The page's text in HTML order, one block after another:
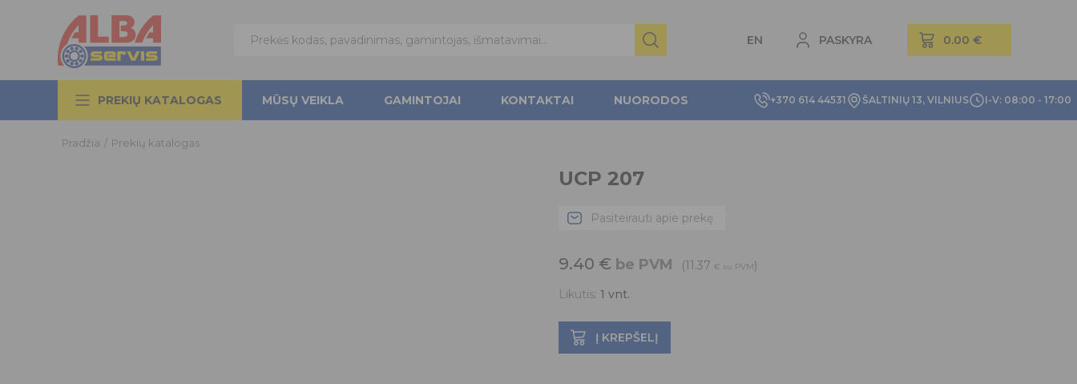
EN PASKYRA
+370 614 44531 ŠALTINIŲ 13, VILNIUS I-V: 08:00 - 17:00
PREKIŲ KATALOGAS MŪSŲ VEIKLA GAMINTOJAI KONTAKTAI NUORODOS
Pradžia / Prekių katalogas
UCP 207
Pasiteirauti apie prekę
9.40 € be PVM (11.37 € su PVM)
Likutis: 1 vnt.
Į KREPŠELĮ